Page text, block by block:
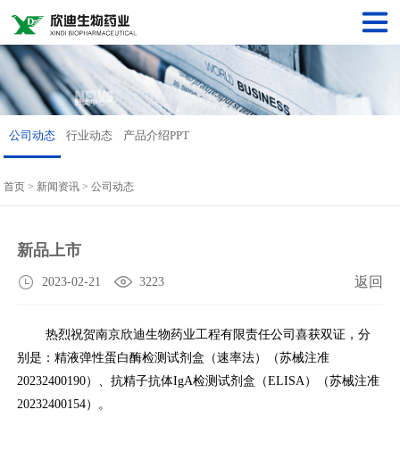
公司动态 行业动态 产品介绍PPT
首页> 新闻资讯 >公司动态
新品上市
返回
2023-02-21 3223
热烈祝贺南京欣迪生物药业工程有限责任公司喜获双证，分
别是：精液弹性蛋白酶检测试剂盒（速率法）（苏械注准
20232400190）、抗精子抗体IgA检测试剂盒（ELISA）（苏械注准
20232400154）。